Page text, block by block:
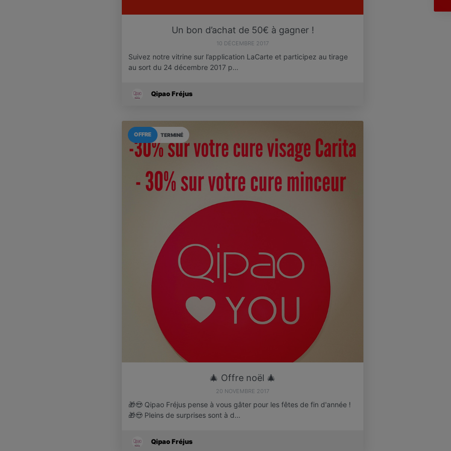
Un bon d’achat de 50€ à gagner !
10 DÉCEMBRE 2017
Suivez notre vitrine sur l’application LaCarte et participez au tirage
au sort du 24 décembre 2017 p…
Qipao Fréjus
TERMINÉ
OFFRE
🎄 Offre noël 🎄
20 NOVEMBRE 2017
🎁😍 Qipao Fréjus pense à vous gâter pour les fêtes de fin d'année !
🎁😍 Pleins de surprises sont à d…
Qipao Fréjus